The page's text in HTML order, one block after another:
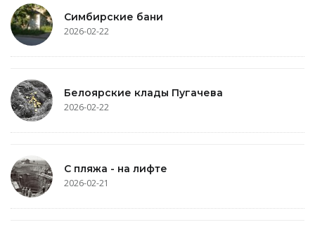
Симбирские бани
2026-02-22
Белоярские клады Пугачева
2026-02-22
С пляжа - на лифте
2026-02-21